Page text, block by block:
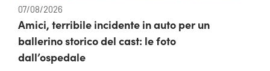
07/08/2026
Amici, terribile incidente in auto per un
ballerino storico del cast: le foto
dall’ospedale